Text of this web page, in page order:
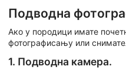
Подводна
Ако у породици имате
фотографисању или
1. Подводна камера.